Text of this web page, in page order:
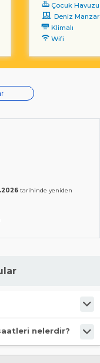
Çocuk Havuzu
Deniz
Klimalı
Wifi
tarihinde yeniden
nelerdir?